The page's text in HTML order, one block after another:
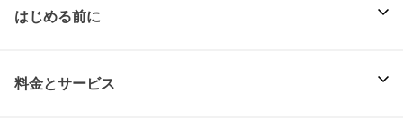
はじめる前に
料金とサービス